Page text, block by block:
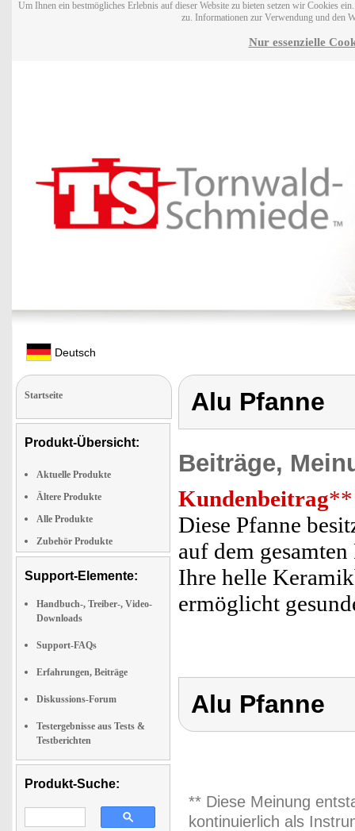
Um Ihnen ein bestmögliches Erlebnis auf dieser Website zu bieten setzen wir Cookies
zu. Informationen zur Verwendung und den
Nur essenzielle
Deutsch
Startseite
Produkt-Übersicht:
Aktuelle Produkte
Ältere Produkte
Alle Produkte
Zubehör Produkte
Support-Elemente:
Handbuch-, Treiber-, Video-
Downloads
Support-FAQs
Erfahrungen, Beiträge
Diskussions-Forum
Testergebnisse aus Tests &
Testberichten
Produkt-Suche:
Alu Pfanne
Beiträge,
Kundenbeitrag**
Diese Pfanne
auf dem
Ihre helle
ermöglicht
Alu Pfanne
** Diese Meinung
kontinuierlich als